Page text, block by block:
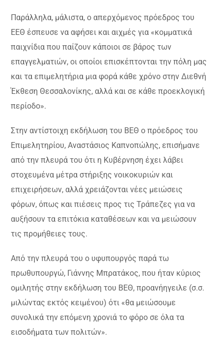
Παράλληλα, μάλιστα, ο απερχόμενος πρόεδρος του
ΕΕΘ έσπευσε να αφήσει και αιχμές για «κομματικά
παιχνίδια που παίζουν κάποιοι σε βάρος των
επαγγελματιών, οι οποίοι επισκέπτονται την πόλη μας
και τα επιμελητήρια μια φορά κάθε χρόνο στην Διεθνή
Έκθεση Θεσσαλονίκης, αλλά και σε κάθε προεκλογική
περίοδο».
Στην αντίστοιχη εκδήλωση του ΒΕΘ ο πρόεδρος του
Επιμελητηρίου, Αναστάσιος Καπνοπώλης, επισήμανε
από την πλευρά του ότι η Κυβέρνηση έχει λάβει
στοχευμένα μέτρα στήριξης νοικοκυριών και
επιχειρήσεων, αλλά χρειάζονται νέες μειώσεις
φόρων, όπως και πιέσεις προς τις Τράπεζες για να
αυξήσουν τα επιτόκια καταθέσεων και να μειώσουν
τις προμήθειες τους.
Από την πλευρά του ο υφυπουργός παρά τω
πρωθυπουργώ, Γιάννης Μπρατάκος, που ήταν κύριος
ομιλητής στην εκδήλωση του ΒΕΘ, προανήηγειλε (σ.σ.
μιλώντας εκτός κειμένου) ότι «θα μειώσουμε
συνολικά την επόμενη χρονιά το φόρο σε όλα τα
εισοδήματα των πολιτών».